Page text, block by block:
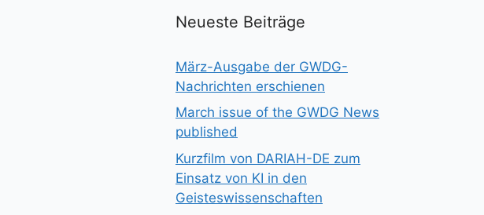
Neueste Beiträge
März-Ausgabe der GWDG-
Nachrichten erschienen
March issue of the GWDG News
published
Kurzfilm von DARIAH-DE zum
Einsatz von KI in den
Geisteswissenschaften